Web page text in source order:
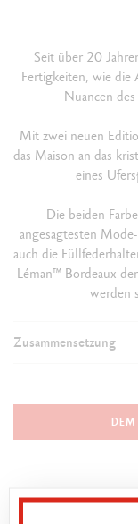
Seit über 20
Fertigkeiten, wie die
Nuancen
Mit zwei neuen
das Maison an das
eines
Die beiden
angesagtesten
auch die
Léman™ Bordeaux
werden
Zusammensetzung
Länge
Runder Schaft